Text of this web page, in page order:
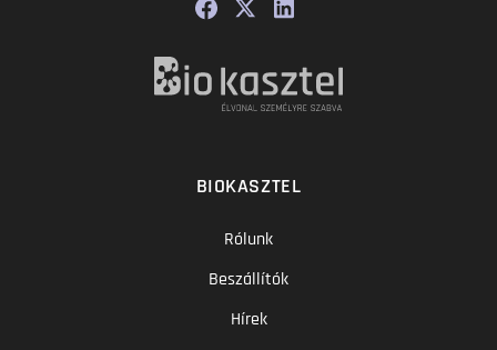
BIOKASZTEL
Rólunk
Beszállítók
Hírek